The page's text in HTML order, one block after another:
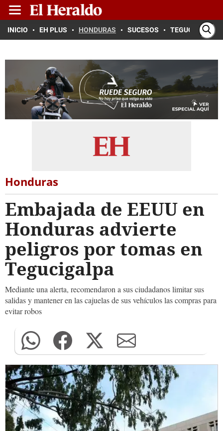
INICIO EH PLUS HONDURAS SUCESOS TEGUCIGALPA
Honduras
Embajada de EEUU en
Honduras advierte
peligros por tomas en
Tegucigalpa
Mediante una alerta, recomendaron a sus ciudadanos limitar sus
salidas y mantener en las cajuelas de sus vehículos las compras para
evitar robos